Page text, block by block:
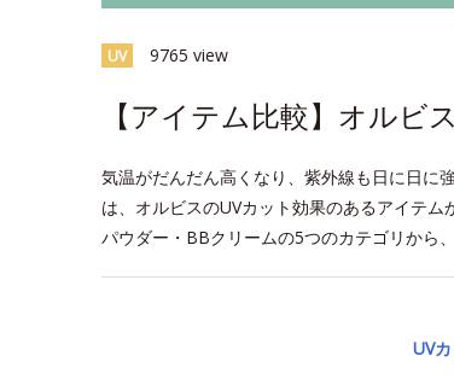
UV 9765 view
【アイテム比較】オル
気温がだんだん高くなり、紫外線も日に日に
は、オルビスのUVカット効果のあるアイテ
パウダー・BBクリームの5つのカテゴリから
UV